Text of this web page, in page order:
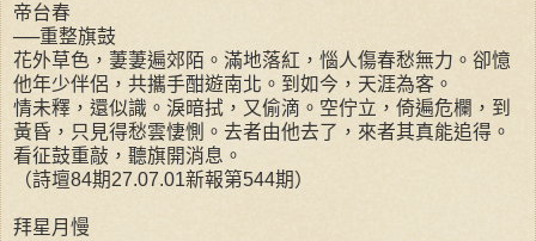
帝台春
──重整旗鼓
花外草色，萋萋遍郊陌。滿地落紅，惱人傷春愁無力。卻憶
他年少伴侶，共攜手酣遊南北。到如今，天涯為客。
情未釋，還似識。淚暗拭，又偷滴。空佇立，倚遍危欄，到
黃昏，只見得愁雲悽惻。去者由他去了，來者其真能追得。
看征鼓重敲，聽旗開消息。
（詩壇84期27.07.01新報第544期）
拜星月慢